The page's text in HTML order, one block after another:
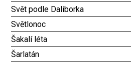
Svět podle Daliborka
Světlonoc
Šakalí léta
Šarlatán